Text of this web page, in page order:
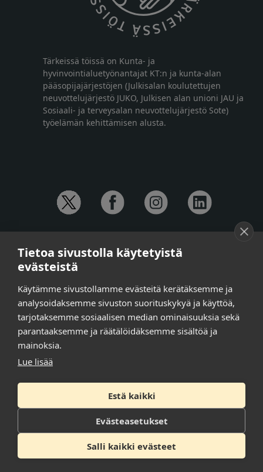
Tärkeissä töissä on Kunta- ja
hyvinvointialuetyönantajat KT:n ja kunta-alan
pääsopijajärjestöjen (Julkisalan koulutettujen
neuvottelujärjestö JUKO, Julkisen alan unioni JAU ja
Sosiaali- ja terveysalan neuvottelujärjestö Sote)
työelämän kehittämisen alusta.
Anna-Mari Jaanu, kehittämispäällikkö,
puh. +358 50 572 4620
Henna Honkalo,
viestintäpäällikkö,
puh. +358 50 479 6618
Ilari Raiski, viestintä- ja tapahtumakoordinaattori,
puh. +358 45 130 3832
Susanna Laasio,
tarkeissatoissa[a]kt.fi
Tilaa uutiskirje
Tietosuojaseloste
Saavutettavuusseloste
Tietoa sivustolla käytetyistä
evästeistä
Käytämme sivustollamme evästeitä kerätäksemme ja
analysoidaksemme sivuston suorituskykyä ja käyttöä,
tarjotaksemme sosiaalisen median ominaisuuksia sekä
parantaaksemme ja räätälöidäksemme sisältöä ja
mainoksia.
Lue lisää
Estä kaikki
Evästeasetukset
Salli kaikki evästeet